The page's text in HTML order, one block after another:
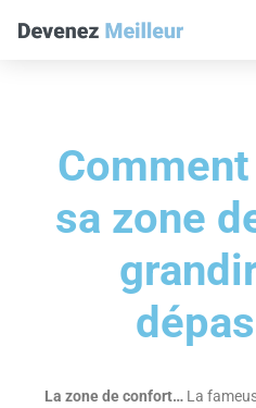
sa zone
La zone de confort…La